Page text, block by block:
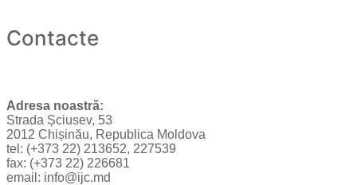
Contacte
Adresa noastră:
Strada Șciusev, 53
2012 Chișinău, Republica Moldova
tel: (+373 22) 213652, 227539
fax: (+373 22) 226681
email: info@ijc.md